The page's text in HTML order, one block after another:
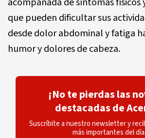
que pueden dificultar sus
desde dolor abdominal y fatiga
humor y dolores de cabeza.
¡No te pierdas las
destacadas de
Suscríbite a nuestro newsletter y
más importantes del día.